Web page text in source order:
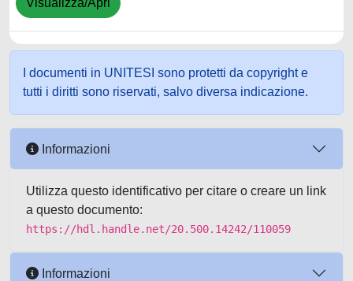
Visualizza/Apri
I documenti in UNITESI sono protetti da copyright e
tutti i diritti sono riservati, salvo diversa indicazione.
Informazioni
Utilizza questo identificativo per citare o creare un link
a questo documento:
https://hdl.handle.net/20.500.14242/110059
Informazioni